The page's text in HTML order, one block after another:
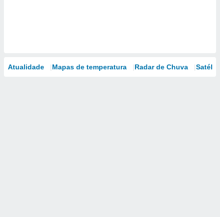
Atualidade Mapas de temperatura Radar de Chuva